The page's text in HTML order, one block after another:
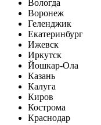
Вологда
Воронеж
Геленджик
Екатеринбург
Ижевск
Иркутск
Йошкар-Ола
Казань
Калуга
Киров
Кострома
Краснодар